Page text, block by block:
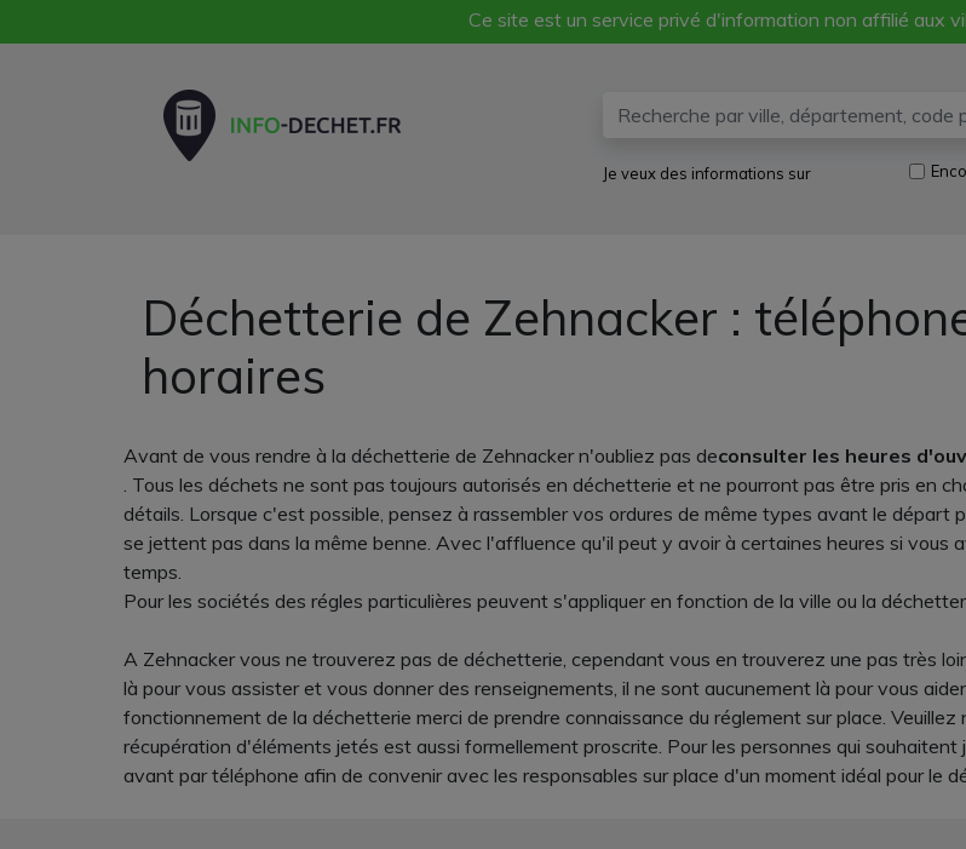
Ce site est un service privé d'information non affilié aux
Je veux des informations sur
Déchetterie de Zehnacker :
horaires
Avant de vous rendre à la déchetterie de Zehnacker n'oubliez pas deconsulter les heures
. Tous les déchets ne sont pas toujours autorisés en déchetterie et ne pourront pas être pris en
détails. Lorsque c'est possible, pensez à rassembler vos ordures de même types avant le départ
se jettent pas dans la même benne. Avec l'affluence qu'il peut y avoir à certaines heures si
temps.
Pour les sociétés des régles particulières peuvent s'appliquer en fonction de la ville ou la
A Zehnacker vous ne trouverez pas de déchetterie, cependant vous en trouverez une pas très
là pour vous assister et vous donner des renseignements, il ne sont aucunement là pour vous
fonctionnement de la déchetterie merci de prendre connaissance du réglement sur place.
récupération d'éléments jetés est aussi formellement proscrite. Pour les personnes qui
avant par téléphone afin de convenir avec les responsables sur place d'un moment idéal pour le